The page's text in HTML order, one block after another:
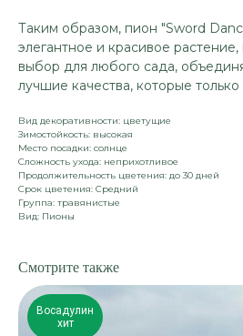
Таким образом, пион "Sword
элегантное и красивое
выбор для любого сада,
лучшие качества, которые только
Вид декоративности: цветущие
Зимостойкость: высокая
Место посадки: солнце
Сложность ухода: неприхотливое
Продолжительность цветения: до 30 дней
Срок цветения: Средний
Группа: травянистые
Вид: Пионы
Смотрите также
Восадулин
хит